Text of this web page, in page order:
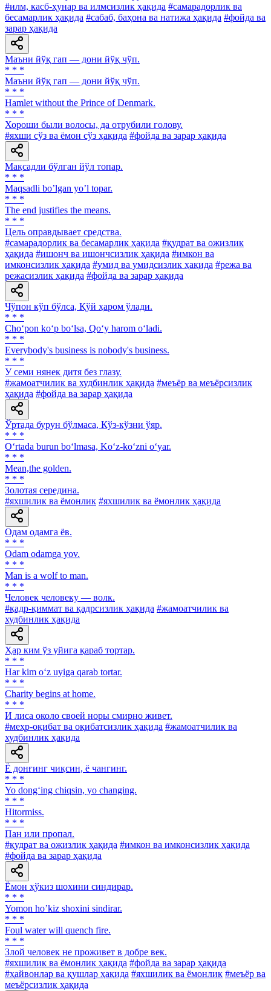
#илм, касб-ҳунар ва илмсизлик ҳақида #самарадорлик ва
бесамарлик ҳақида #сабаб, баҳона ва натижа ҳақида #фойда ва
зарар ҳақида
Маъни йўқ гап — дони йўқ чўп.
* * *
Маъни йўқ гап — дони йўқ чўп.
* * *
Hamlet without the Prince of Denmark.
* * *
Хороши были волосы, да отрубили голову.
#яхши сўз ва ёмон сўз ҳақида #фойда ва зарар ҳақида
Мақсадли бўлган йўл топар.
* * *
Maqsadli boʼlgan yoʼl topar.
* * *
The end justifies the means.
* * *
Цель оправдывает средства.
#самарадорлик ва бесамарлик ҳақида #қудрат ва ожизлик
ҳақида #ишонч ва ишончсизлик ҳақида #имкон ва
имконсизлик ҳақида #умид ва умидсизлик ҳақида #режа ва
режасизлик ҳақида #фойда ва зарар ҳақида
Чўпон кўп бўлса, Қўй ҳаром ўлади.
* * *
Cho‘pon ko‘p bo‘lsa, Qo‘y harom o‘ladi.
* * *
Everybody's business is nobody's business.
* * *
У семи нянек дитя без глазу.
#жамоатчилик ва худбинлик ҳақида #меъёр ва меъёрсизлик
ҳақида #фойда ва зарар ҳақида
Ўртада бурун бўлмаса, Кўз-кўзни ўяр.
* * *
O‘rtada burun bo‘lmasa, Ko‘z-ko‘zni o‘yar.
* * *
Mean,the golden.
* * *
Золотая середина.
#яхшилик ва ёмонлик #яхшилик ва ёмонлик ҳақида
Одам одамга ёв.
* * *
Odam odamga yov.
* * *
Man is a wolf to man.
* * *
Человек человеку — волк.
#қадр-қиммат ва қадрсизлик ҳақида #жамоатчилик ва
худбинлик ҳақида
Ҳар ким ўз уйига қараб тортар.
* * *
Har kim o‘z uyiga qarab tortar.
* * *
Charity begins at home.
* * *
И лиса около своей норы смирно живет.
#меҳр-оқибат ва оқибатсизлик ҳақида #жамоатчилик ва
худбинлик ҳақида
Ё донғинг чиқсин, ё чангинг.
* * *
Yo dong‘ing chiqsin, yo changing.
* * *
Hitormiss.
* * *
Пан или пропал.
#қудрат ва ожизлик ҳақида #имкон ва имконсизлик ҳақида
#фойда ва зарар ҳақида
Ёмон ҳўкиз шохини синдирар.
* * *
Yomon hoʼkiz shoxini sindirar.
* * *
Foul water will quench fire.
* * *
Злой человек не проживет в добре век.
#яхшилик ва ёмонлик ҳақида #фойда ва зарар ҳақида
#ҳайвонлар ва қушлар ҳақида #яхшилик ва ёмонлик #меъёр ва
меъёрсизлик ҳақида